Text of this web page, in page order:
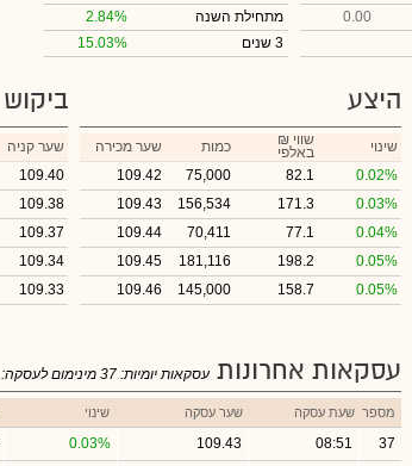
0.00
מתחילת השנה
2.84%
3 שנים
15.03%
היצע
שינוי ₪ שווי
באלפי כמות
שער מכירה
0.02%
82.1
75,000
109.42
0.03%
171.3
156,534
109.43
0.04%
77.1
70,411
109.44
0.05%
198.2
181,116
109.45
0.05%
158.7
145,000
109.46
ביקוש
שער קניה
109.40
109.38
109.37
109.34
109.33
עסקאות אחרונות עסקאות יומיות: 37 מינימום לעסקה:
מספר שעת עסקה שער עסקה שינוי
37
08:51
109.43
0.03%